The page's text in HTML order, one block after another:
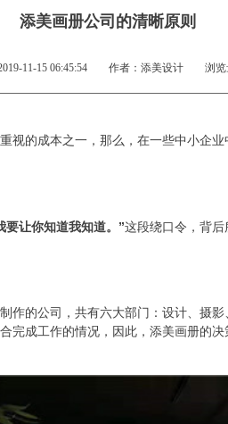
添美画册公司的清晰原则
11-15 06:45:54 作者：添美设计 浏览
视的成本之一，那么，在一些中小企
要让你知道我知道。”这段绕口令，背
作的公司，共有六大部门：设计、摄
完成工作的情况，因此，添美画册的决